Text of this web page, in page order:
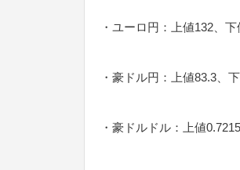
・ユーロ円：上値132、
・豪ドル円：上値83.3、
・豪ドルドル：上値